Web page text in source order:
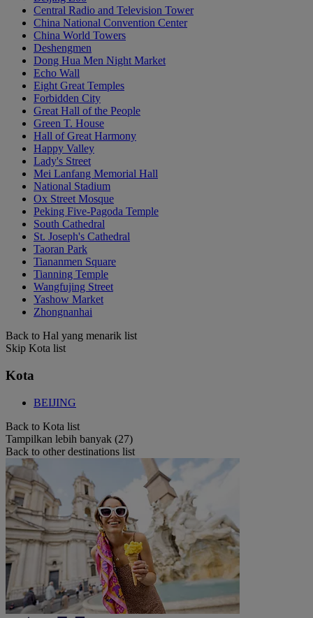
Central Radio and Television Tower
China National Convention Center
China World Towers
Deshengmen
Dong Hua Men Night Market
Echo Wall
Eight Great Temples
Forbidden City
Great Hall of the People
Green T. House
Hall of Great Harmony
Happy Valley
Lady's Street
Mei Lanfang Memorial Hall
National Stadium
Ox Street Mosque
Peking Five-Pagoda Temple
South Cathedral
St. Joseph's Cathedral
Taoran Park
Tiananmen Square
Tianning Temple
Wangfujing Street
Yashow Market
Zhongnanhai
Back to Hal yang menarik list
Skip Kota list
Kota
BEIJING
Back to Kota list
Tampilkan lebih banyak (27)
Back to other destinations list